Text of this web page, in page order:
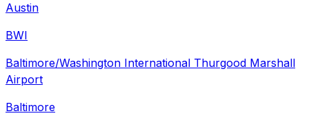
Austin
BWI
Baltimore/Washington International Thurgood Marshall
Airport
Baltimore